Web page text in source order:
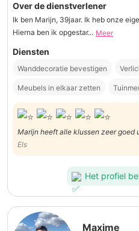
Over de dienstverlener
Ik ben Marijn, 39jaar. Ik heb onze
Hierna ben ik opgestar... Meer
Diensten
Wanddecoratie bevestigen
Meubels in elkaar zetten
Marijn heeft alle klussen zeer goed
Els
Het profiel
Maxime